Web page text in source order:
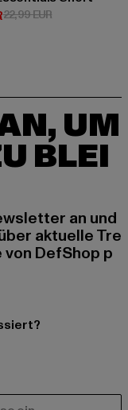
Preis: 13,10 EUR
22,99 EURAktionspreis:
UM
BLEI
an und
aktuelle Tre
DefShop p